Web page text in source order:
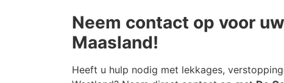
Neem contact op voor
Maasland!
Heeft u hulp nodig met lekkages,